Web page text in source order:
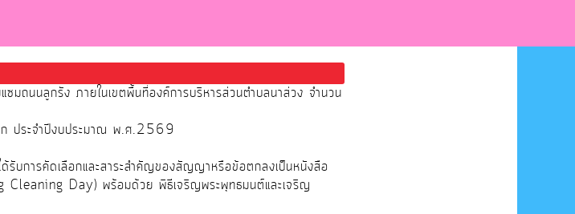
ซมถนนลูกรัง ภายในเขตพื้นที่องค์การบริหารส่วนตำบลนาส่วง จำนวน
อก ประจำปีงบประมาณ พ.ศ.2569
รับการคัดเลือกและสาระสำคัญของสัญญาหรือข้อตกลงเป็นหนังสือ
Cleaning Day) พร้อมด้วย พิธีเจริญพระพุทธมนต์และเจริญ